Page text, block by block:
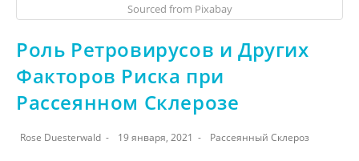
Sourced from Pixabay
Роль Ретровирусов и Других
Факторов Риска при
Рассеянном Склерозе
Rose Duesterwald 19 января, 2021 Рассеянный Склероз